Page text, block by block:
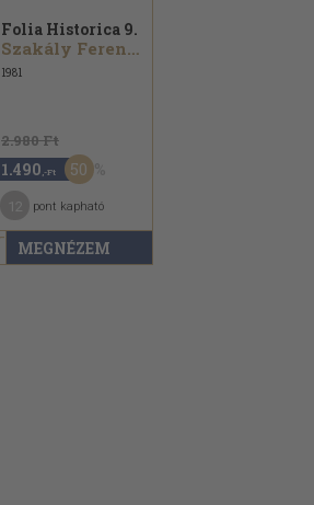
MEGNÉZEM
Folia Historica 9.
Szakály Ferenc...
1981
2.980 Ft
1.490 ,-Ft 50
pont kapható